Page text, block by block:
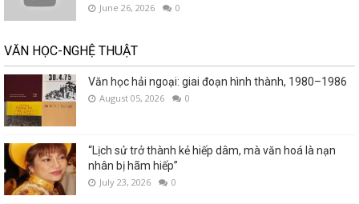
June 26, 2026 0
VĂN HỌC-NGHỆ THUẬT
Văn học hải ngoại: giai đoạn hình thành, 1980–1986
August 05, 2026 0
“Lịch sử trở thành kẻ hiếp dâm, mà văn hoá là nạn
nhân bị hãm hiếp”
July 23, 2026 0